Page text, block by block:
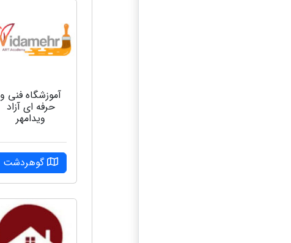
آموزشگاه فنی و
حرفه ای آزاد
ویدامهر
گوهردشت